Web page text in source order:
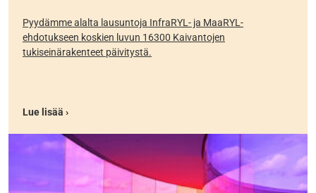
Pyydämme alalta lausuntoja InfraRYL- ja MaaRYL-
ehdotukseen koskien luvun 16300 Kaivantojen
tukiseinärakenteet päivitystä.
Lue lisää ›